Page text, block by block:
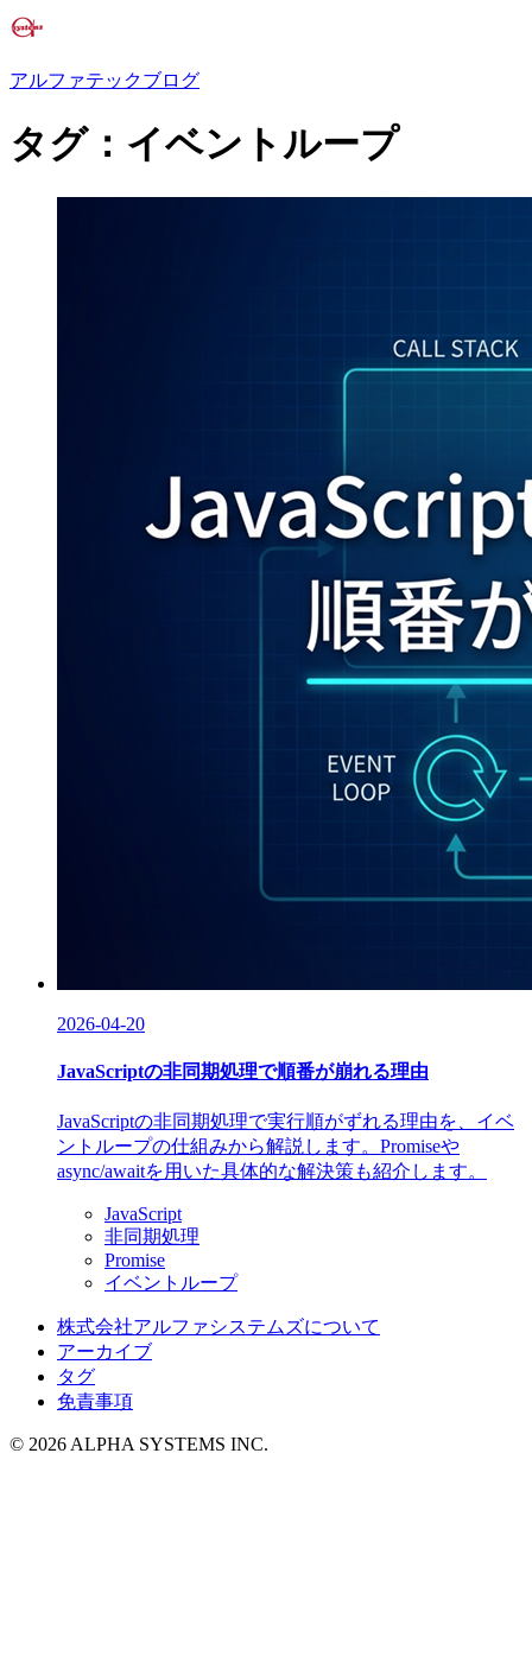
アルファテックブログ
タグ：イベントループ
2026-04-20
JavaScriptの非同期処理で順番が崩れる理由
JavaScriptの非同期処理で実行順がずれる理由を、イベ
ントループの仕組みから解説します。Promiseや
async/awaitを用いた具体的な解決策も紹介します。
JavaScript
非同期処理
Promise
イベントループ
株式会社アルファシステムズについて
アーカイブ
タグ
免責事項
© 2026 ALPHA SYSTEMS INC.